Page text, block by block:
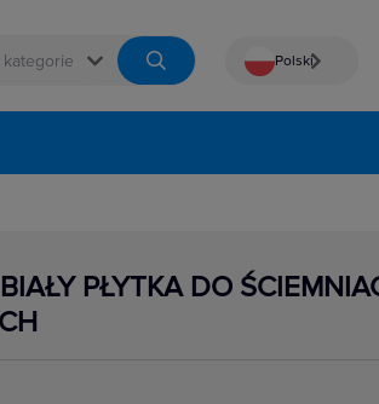
 Polski
Język
PŁYTKA DO